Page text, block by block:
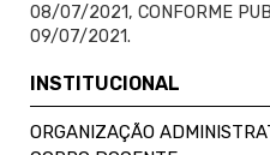
08/07/2021, CONFORME
09/07/2021.
INSTITUCIONAL
ORGANIZAÇÃO